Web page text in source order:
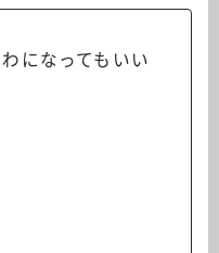
になってもいい